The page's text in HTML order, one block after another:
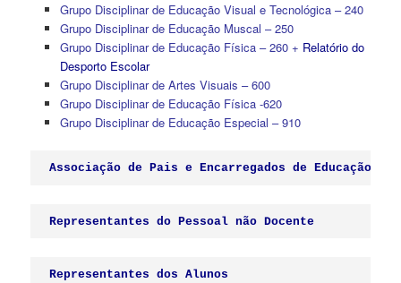
Grupo Disciplinar de Educação Visual e Tecnológica – 240
Grupo Disciplinar de Educação Muscal – 250
Grupo Disciplinar de Educação Física – 260+ Relatório do
Desporto Escolar
Grupo Disciplinar de Artes Visuais – 600
Grupo Disciplinar de Educação Física -620
Grupo Disciplinar de Educação Especial – 910
Associação de Pais e Encarregados de Educação
Representantes do Pessoal não Docente
Representantes dos Alunos